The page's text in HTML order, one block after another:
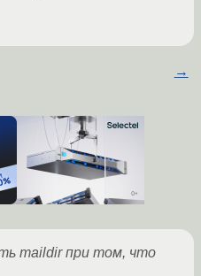
→
maildir при том, что